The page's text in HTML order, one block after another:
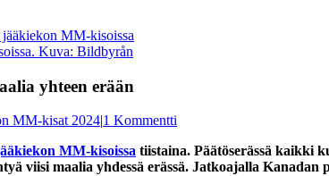
Kuva: Bildbyrån
yhteen erään
MM-kisat 2024|1 Kommentti
MM-kisoissa tiistaina. Päätöserässä kaikki
viisi maalia yhdessä erässä. Jatkoajalla Kanadan